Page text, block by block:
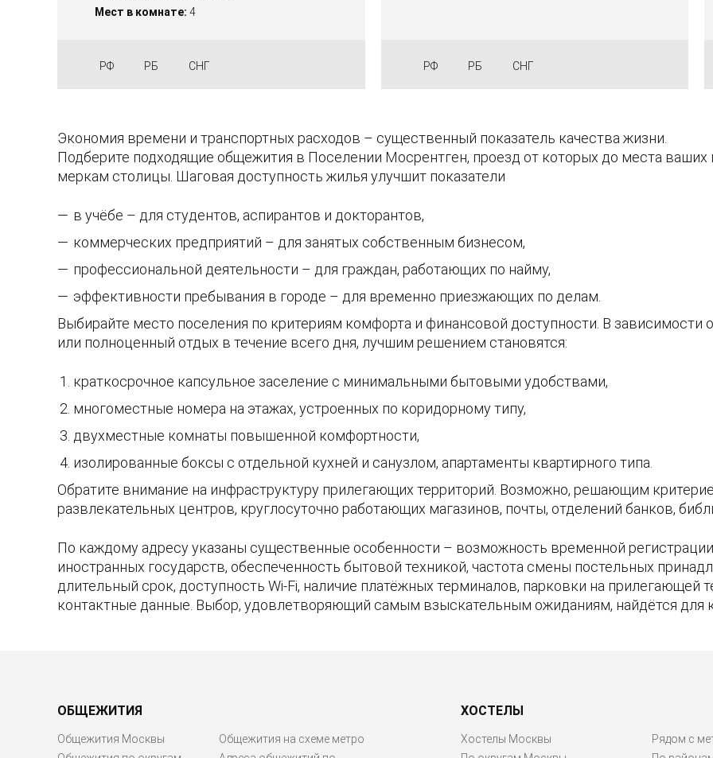
Мест в комнате: 4
РФ РБ СНГ РФ РБ СНГ
Экономия времени и транспортных расходов – существенный показатель качества жизни.
Подберите подходящие общежития в Поселении Мосрентген, проезд от которых до места
меркам столицы. Шаговая доступность жилья улучшит показатели
в учёбе – для студентов, аспирантов и докторантов,
коммерческих предприятий – для занятых собственным бизнесом,
профессиональной деятельности – для граждан, работающих по найму,
эффективности пребывания в городе – для временно приезжающих по делам.
Выбирайте место поселения по критериям комфорта и финансовой доступности. В зависимости
или полноценный отдых в течение всего дня, лучшим решением становятся:
краткосрочное капсульное заселение с минимальными бытовыми удобствами,
многоместные номера на этажах, устроенных по коридорному типу,
двухместные комнаты повышенной комфортности,
изолированные боксы с отдельной кухней и санузлом, апартаменты квартирного типа.
Обратите внимание на инфраструктуру прилегающих территорий. Возможно, решающим
развлекательных центров, круглосуточно работающих магазинов, почты, отделений банков,
По каждому адресу указаны существенные особенности – возможность временной
иностранных государств, обеспеченность бытовой техникой, частота смены постельных
длительный срок, доступность Wi-Fi, наличие платёжных терминалов, парковки на прилегающей
контактные данные. Выбор, удовлетворяющий самым взыскательным ожиданиям, найдётся для
ОБЩЕЖИТИЯ
Общежития Москвы
Общежития на схеме метро
ХОСТЕЛЫ
Хостелы Москвы
Рядом с